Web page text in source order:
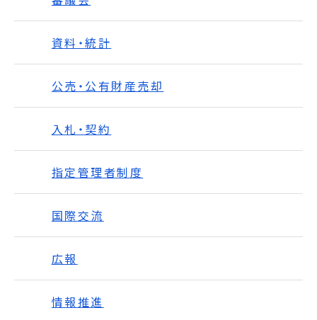
資料・統計
公売・公有財産売却
入札・契約
指定管理者制度
国際交流
広報
情報推進